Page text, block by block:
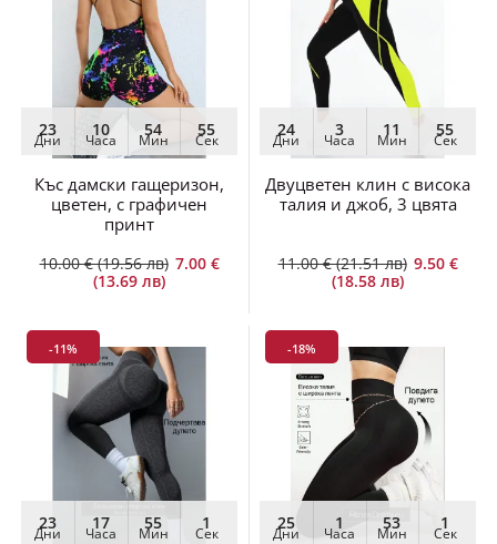
23
Дни
10
Часа
54
Мин
54
Сек
Къс дамски гащеризон,
цветен, с графичен
принт
10.00 € (19.56 лв) 7.00 €
(13.69 лв)
24
Дни
3
Часа
11
Мин
54
Сек
Двуцветен клин с висока
талия и джоб, 3 цвята
11.00 € (21.51 лв) 9.50 €
(18.58 лв)
-11%
23
Дни
17
Часа
55
Мин
1
Сек
-18%
25
Дни
1
Часа
53
Мин
1
Сек